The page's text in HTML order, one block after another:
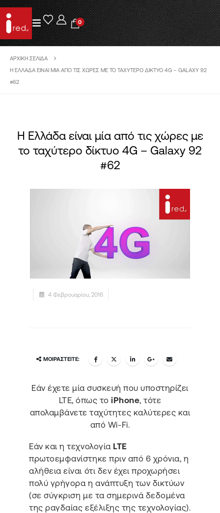
0
ΑΡΧΙΚΉ ΣΕΛΊΔΑ
H ΕΛΛΆΔΑ ΕΊΝΑΙ ΜΊΑ ΑΠΌ ΤΙΣ ΧΏΡΕΣ ΜΕ ΤΟ ΤΑΧΎΤΕΡΟ ΔΊΚΤΥΟ 4G – GALAXY 92
#62
H Ελλάδα είναι μία από τις χώρες με
το ταχύτερο δίκτυο 4G – Galaxy 92
#62
4 Φεβρουαρίου, 2016
ΜΟΙΡΑΣΤΕΊΤΕ:
Εάν έχετε μία συσκευή που υποστηρίζει
LTE, όπως τοiPhone, τότε
απολαμβάνετε ταχύτητες καλύτερες και
από Wi-Fi.
Εάν και η τεχνολογία LTE
πρωτοεμφανίστηκε πριν από 6 χρόνια, η
αλήθεια είναι ότι δεν έχει προχωρήσει
πολύ γρήγορα η ανάπτυξη των δικτύων
(σε σύγκριση με τα σημερινά δεδομένα
της ραγδαίας εξέλιξης της τεχνολογίας).